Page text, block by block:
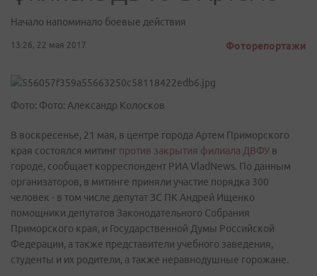
Начало напоминало боевые действия
13:26, 22 мая 2017 Фоторепортажи
Фото: Фото: Александр Колосков
В воскресенье, 21 мая, в центре города Артем Приморского
края состоялся митинг против закрытия филиала ДВФУ в
городе, сообщает корреспондент РИА VladNews. По данным
организаторов, в митинге приняли участие порядка 300
человек - в том числе депутат ЗС ПК Андрей Ищенко
помощники депутатов Законодательного Собрания
Приморского края, и Государственной Думы Российской
Федерации, а также представители учебного заведения,
студенты и их родители, а также неравнодушные горожане.